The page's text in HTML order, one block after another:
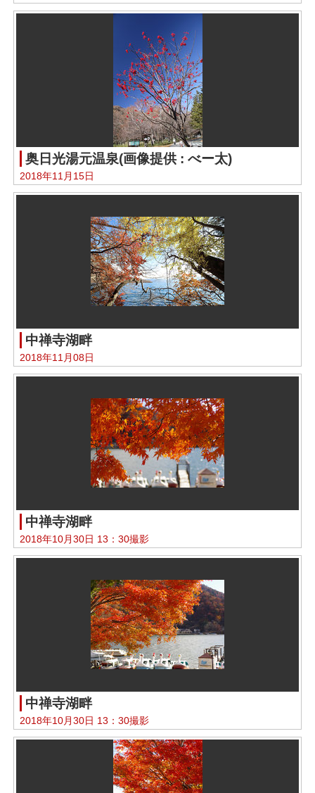
奥日光湯元温泉(画像提供 : べー太)
2018年11月15日
中禅寺湖畔
2018年11月08日
中禅寺湖畔
2018年10月30日 13：30撮影
中禅寺湖畔
2018年10月30日 13：30撮影